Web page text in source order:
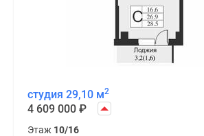
студия 29,10 м2
4 609 000 ₽
Этаж 10/16